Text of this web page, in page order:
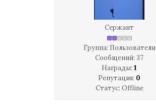
Сержант
Группа: Пользователи
Сообщений: 37
Награды: 1
Репутация: 0
Статус: Offline